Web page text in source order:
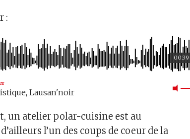
:
00:39
Lausan'noir
un atelier polar-cuisine est au
l’un des coups de coeur de la